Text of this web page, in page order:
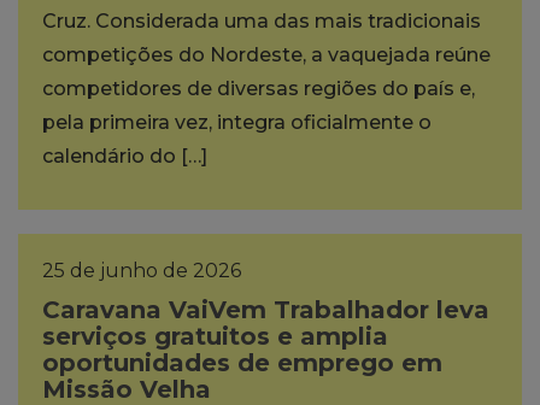
Cruz. Considerada uma das mais tradicionais
competições do Nordeste, a vaquejada reúne
competidores de diversas regiões do país e,
pela primeira vez, integra oficialmente o
calendário do […]
25 de junho de 2026
Caravana VaiVem Trabalhador leva
serviços gratuitos e amplia
oportunidades de emprego em
Missão Velha